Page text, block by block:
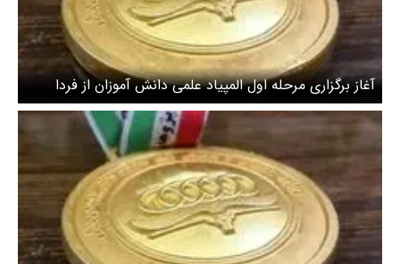
آغاز برگزاری مرحله اول المپیاد علمی دانش آموزان از فردا